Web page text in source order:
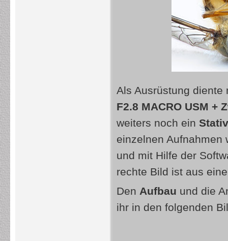
Als Ausrüstung
F2.8 MACRO USM +
weiters noch ein Stativ
einzelnen Aufnahmen
und mit Hilfe der
rechte Bild ist aus
Den Aufbau und die
ihr in den folgenden